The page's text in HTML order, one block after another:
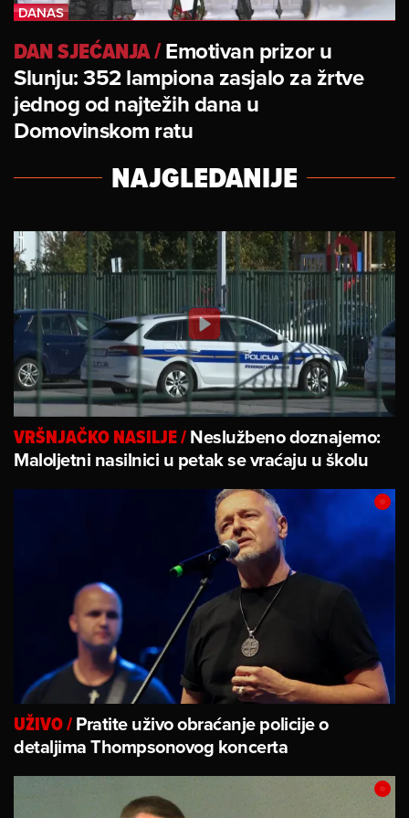
DAN SJEĆANJA/Emotivan prizor u
Slunju: 352 lampiona zasjalo za žrtve
jednog od najtežih dana u
Domovinskom ratu
NAJGLEDANIJE
VRŠNJAČKO NASILJE/Neslužbeno doznajemo:
Maloljetni nasilnici u petak se vraćaju u školu
UŽIVO/Pratite uživo obraćanje policije o
detaljima Thompsonovog koncerta